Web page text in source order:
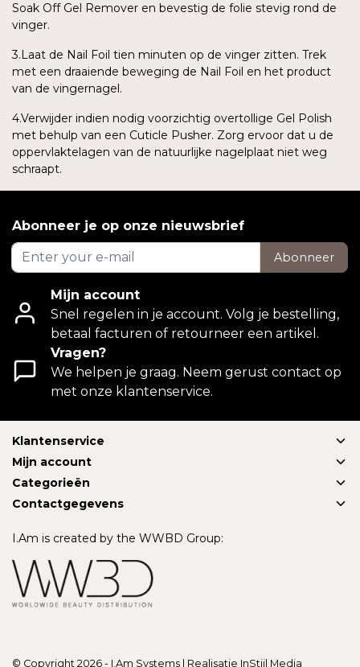
Soak Off Gel Remover en bevestig de folie stevig rond de
vinger.
3.Laat de Nail Foil tien minuten op de vinger zitten. Trek
met een draaiende beweging de Nail Foil en het product
van de vingernagel.
4.Verwijder indien nodig voorzichtig overtollige Gel Polish
met behulp van een Cuticle Pusher. Zorg ervoor dat u de
oppervlaktelagen van de natuurlijke nagelplaat niet weg
schraapt.
Abonneer je op onze nieuwsbrief
Abonneer
Mijn account
Snel regelen in je account. Volg je bestelling,
betaal facturen of retourneer een artikel.
Vragen?
We helpen je graag. Neem gerust contact op
met onze klantenservice.
Klantenservice
Mijn account
Categorieën
Contactgegevens
I.Am is created by the WWBD Group:
© Copyright 2026 - I.Am Systems | Realisatie InStijl Media